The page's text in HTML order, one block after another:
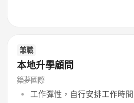
兼職
本地升學顧問
築夢國際
工作彈性，自行安排工作時間